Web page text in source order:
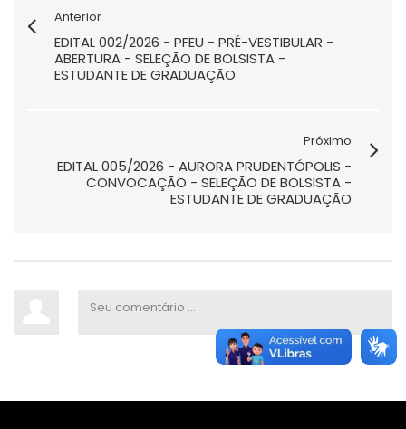
Anterior
EDITAL 002/2026 - PFEU - PRÉ-VESTIBULAR -
ABERTURA - SELEÇÃO DE BOLSISTA -
ESTUDANTE DE GRADUAÇÃO
Próximo
EDITAL 005/2026 - AURORA PRUDENTÓPOLIS -
CONVOCAÇÃO - SELEÇÃO DE BOLSISTA -
ESTUDANTE DE GRADUAÇÃO